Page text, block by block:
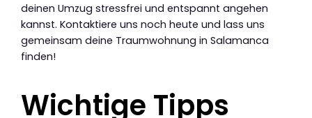
deinen Umzug stressfrei und entspannt angehen
kannst. Kontaktiere uns noch heute und lass uns
gemeinsam deine Traumwohnung in Salamanca
finden!
Wichtige Tipps